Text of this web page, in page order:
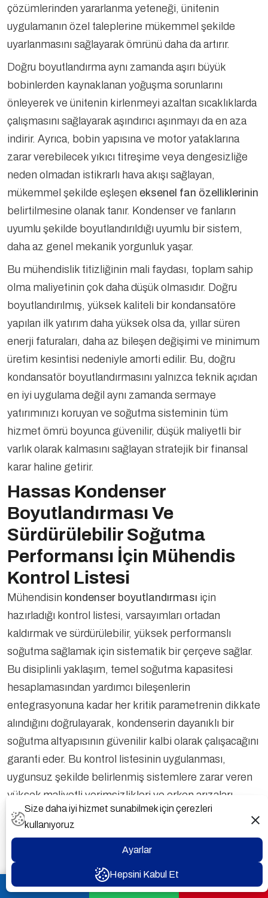
çözümlerinden yararlanma yeteneği, ünitenin
uygulamanın özel taleplerine mükemmel şekilde
uyarlanmasını sağlayarak ömrünü daha da artırır.
Doğru boyutlandırma aynı zamanda aşırı büyük
bobinlerden kaynaklanan yoğuşma sorunlarını
önleyerek ve ünitenin kirlenmeyi azaltan sıcaklıklarda
çalışmasını sağlayarak aşındırıcı aşınmayı da en aza
indirir. Ayrıca, bobin yapısına ve motor yataklarına
zarar verebilecek yıkıcı titreşime veya dengesizliğe
neden olmadan istikrarlı hava akışı sağlayan,
mükemmel şekilde eşleşen eksenel fan özelliklerinin
belirtilmesine olanak tanır. Kondenser ve fanların
uyumlu şekilde boyutlandırıldığı uyumlu bir sistem,
daha az genel mekanik yorgunluk yaşar.
Bu mühendislik titizliğinin mali faydası, toplam sahip
olma maliyetinin çok daha düşük olmasıdır. Doğru
boyutlandırılmış, yüksek kaliteli bir kondansatöre
yapılan ilk yatırım daha yüksek olsa da, yıllar süren
enerji faturaları, daha az bileşen değişimi ve minimum
üretim kesintisi nedeniyle amorti edilir. Bu, doğru
kondansatör boyutlandırmasını yalnızca teknik açıdan
en iyi uygulama değil aynı zamanda sermaye
yatırımınızı koruyan ve soğutma sisteminin tüm
hizmet ömrü boyunca güvenilir, düşük maliyetli bir
varlık olarak kalmasını sağlayan stratejik bir finansal
karar haline getirir.
Hassas Kondenser
Boyutlandırması Ve
Sürdürülebilir Soğutma
Performansı İçin Mühendis
Kontrol Listesi
Mühendisin kondenser boyutlandırması için
hazırladığı kontrol listesi, varsayımları ortadan
kaldırmak ve sürdürülebilir, yüksek performanslı
soğutma sağlamak için sistematik bir çerçeve sağlar.
Bu disiplinli yaklaşım, temel soğutma kapasitesi
hesaplamasından yardımcı bileşenlerin
entegrasyonuna kadar her kritik parametrenin dikkate
alındığını doğrulayarak, kondenserin dayanıklı bir
soğutma altyapısının güvenilir kalbi olarak çalışacağını
garanti eder. Bu kontrol listesinin uygulanması,
uygunsuz şekilde belirlenmiş sistemlere zarar veren
yüksek maliyetli verimsizlikleri ve erken arızaları
önlemenin en etkili yöntemidir.
Kontrol listesinin ilk bölümü, toplam sistem ısı reddi,
tasarım ortam koşulları ve izin verilen yoğuşma
sıcaklığı artışı dahil olmak üzere ısı yükü verilerinin
doğruluğunu doğrulamalıdır. Bu temel verilerenerji
Size daha iyi hizmet sunabilmek için çerezleri
kullanıyoruz
Ayarlar
Hepsini Kabul Et
📞 Ara WhatsApp Teklif Al